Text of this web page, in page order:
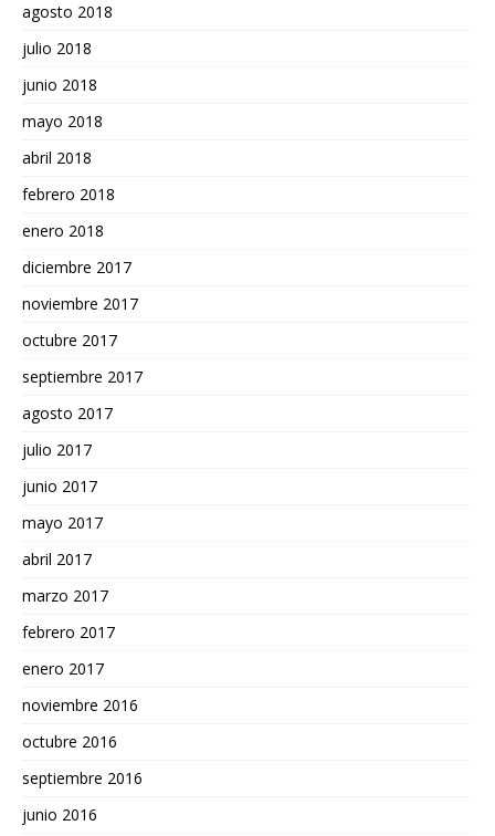
agosto 2018
julio 2018
junio 2018
mayo 2018
abril 2018
febrero 2018
enero 2018
diciembre 2017
noviembre 2017
octubre 2017
septiembre 2017
agosto 2017
julio 2017
junio 2017
mayo 2017
abril 2017
marzo 2017
febrero 2017
enero 2017
noviembre 2016
octubre 2016
septiembre 2016
junio 2016